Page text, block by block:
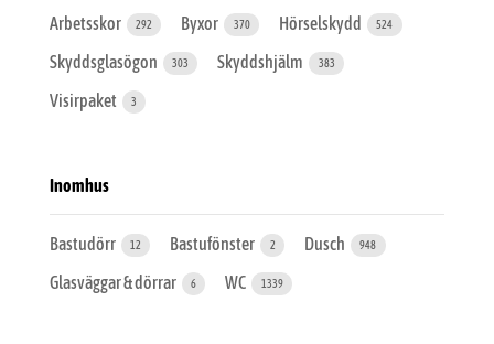
Arbetsskor 292 Byxor 370 Hörselskydd 524
Skyddsglasögon 303 Skyddshjälm 383
Visirpaket 3
Inomhus
Bastudörr 12 Bastufönster 2 Dusch 948
Glasväggar & dörrar 6 WC 1339